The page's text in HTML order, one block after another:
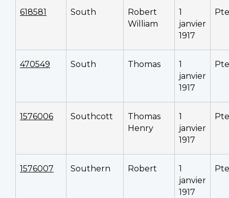
618581 South
Robert
William
1
janvier
1917
Pte
470549 South Thomas
1
janvier
1917
Pte
1576006 Southcott
Thomas
Henry
1
janvier
1917
Pte
1576007 Southern Robert
1
janvier
1917
Pte